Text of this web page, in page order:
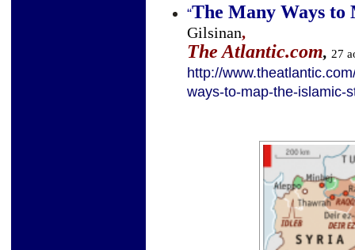
“The Many Ways to
Gilsinan,
The Atlantic.com, 27
http://
ways-to-map-the-islamic-